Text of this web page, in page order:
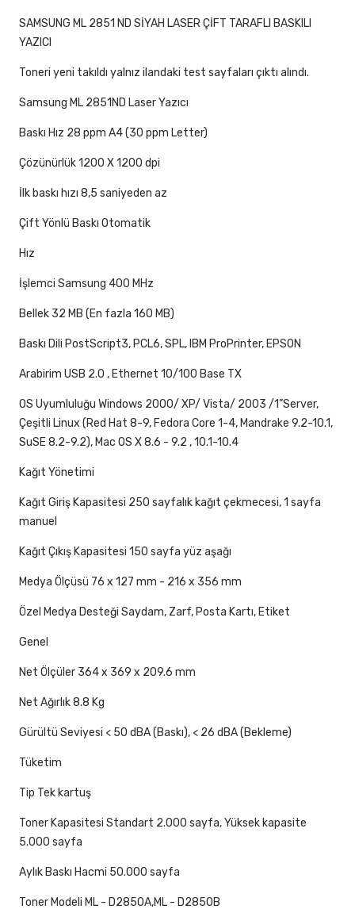
SAMSUNG ML 2851 ND SİYAH LASER ÇİFT TARAFLI BASKILI
YAZICI
Toneri yeni takıldı yalnız ilandaki test sayfaları çıktı alındı.
Samsung ML 2851ND Laser Yazıcı
Baskı Hız 28 ppm A4 (30 ppm Letter)
Çözünürlük 1200 X 1200 dpi
İlk baskı hızı 8,5 saniyeden az
Çift Yönlü Baskı Otomatik
Hız
İşlemci Samsung 400 MHz
Bellek 32 MB (En fazla 160 MB)
Baskı Dili PostScript3, PCL6, SPL, IBM ProPrinter, EPSON
Arabirim USB 2.0 , Ethernet 10/100 Base TX
OS Uyumluluğu Windows 2000/ XP/ Vista/ 2003 /1”Server,
Çeşitli Linux (Red Hat 8-9, Fedora Core 1-4, Mandrake 9.2-10.1,
SuSE 8.2-9.2), Mac OS X 8.6 - 9.2 , 10.1-10.4
Kağıt Yönetimi
Kağıt Giriş Kapasitesi 250 sayfalık kağıt çekmecesi, 1 sayfa
manuel
Kağıt Çıkış Kapasitesi 150 sayfa yüz aşağı
Medya Ölçüsü 76 x 127 mm - 216 x 356 mm
Özel Medya Desteği Saydam, Zarf, Posta Kartı, Etiket
Genel
Net Ölçüler 364 x 369 x 209.6 mm
Net Ağırlık 8.8 Kg
Gürültü Seviyesi < 50 dBA (Baskı), < 26 dBA (Bekleme)
Tüketim
Tip Tek kartuş
Toner Kapasitesi Standart 2.000 sayfa, Yüksek kapasite
5.000 sayfa
Aylık Baskı Hacmi 50.000 sayfa
Toner Modeli ML - D2850A,ML - D2850B